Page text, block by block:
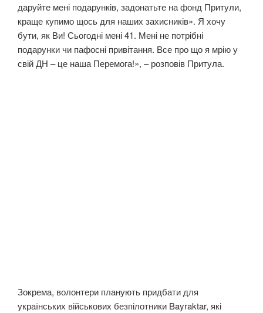
даруйте мені подарунків, задонатьте на фонд Притули,
краще купимо щось для наших захисників». Я хочу
бути, як Ви! Сьогодні мені 41. Мені не потрібні
подарунки чи пафосні привітання. Все про що я мрію у
свій ДН – це наша Перемога!», – розповів Притула.
Зокрема, волонтери планують придбати для
українських військових безпілотники Bayraktar, які